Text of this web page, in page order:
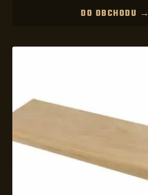
DO OBCHODU →